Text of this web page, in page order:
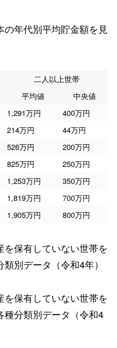
年代別平均貯金額を見
二人以上世帯
平均値
中央値
1,291万円
400万円
214万円
44万円
526万円
200万円
825万円
250万円
1,253万円
350万円
1,819万円
700万円
1,905万円 800万円
保有していない世帯を
別データ（令和4年）
保有していない世帯を
種分類別データ（令和4